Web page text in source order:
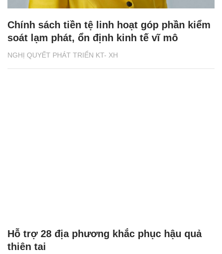
NGHỊ QUYẾT PHÁT TRIỂN KT- XH
Chính sách tiền tệ linh hoạt góp phần kiểm
soát lạm phát, ổn định kinh tế vĩ mô
Hỗ trợ 28 địa phương khắc phục hậu quả
thiên tai